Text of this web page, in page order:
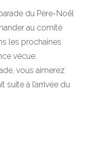
du Père-Noël
au comité
les prochaines
vécue.
vous aimerez
suite à l’arrivée du